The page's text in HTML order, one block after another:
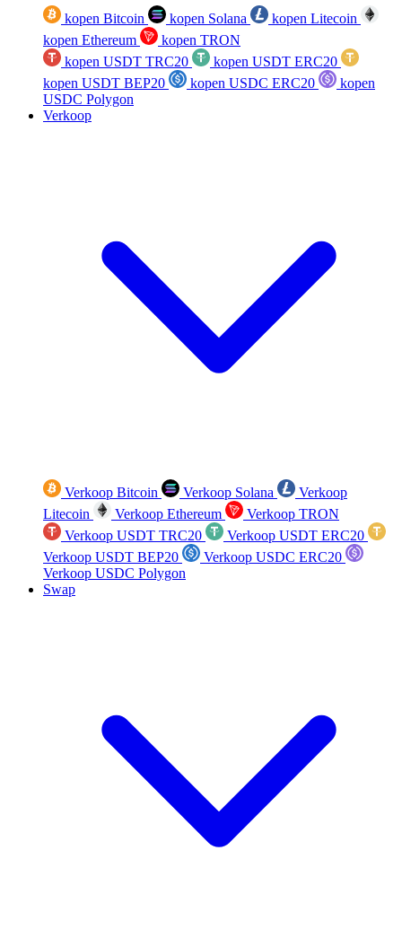
kopen Bitcoin kopen Solana
kopen Litecoin
kopen Ethereum
kopen TRON
kopen USDT TRC20
kopen USDT ERC20
kopen USDT BEP20
kopen USDC ERC20
kopen
USDC Polygon
Verkoop
Verkoop Bitcoin Verkoop Solana
Verkoop
Litecoin
Verkoop Ethereum
Verkoop TRON
Verkoop USDT TRC20
Verkoop USDT ERC20
Verkoop USDT BEP20
Verkoop USDC ERC20
Verkoop USDC Polygon
Swap